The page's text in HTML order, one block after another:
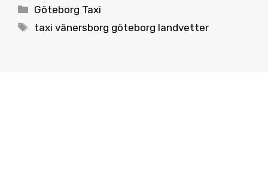
Categories
Göteborg Taxi
Tags
taxi vänersborg göteborg landvetter